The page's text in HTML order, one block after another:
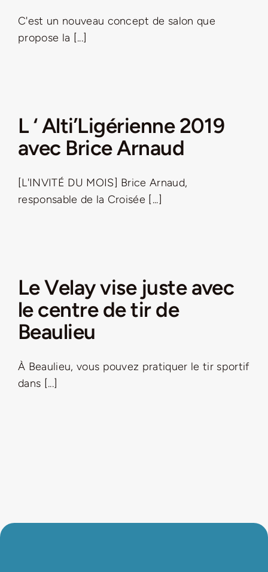
C'est un nouveau concept de salon que
propose la [...]
L ‘ Alti’Ligérienne 2019
avec Brice Arnaud
[L'INVITÉ DU MOIS] Brice Arnaud,
responsable de la Croisée [...]
Le Velay vise juste avec
le centre de tir de
Beaulieu
À Beaulieu, vous pouvez pratiquer le tir sportif
dans [...]